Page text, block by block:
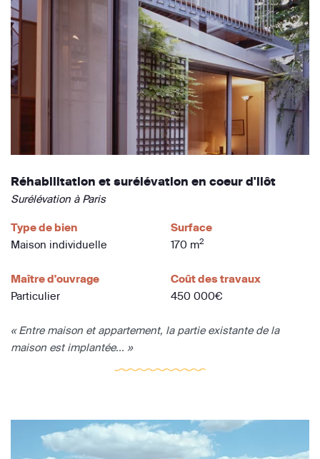
Réhabilitation et surélévation en coeur d'ilôt
Surélévation à Paris
Type de bien
Maison individuelle
Surface
170 m2
Maître d'ouvrage
Particulier
Coût des travaux
450 000€
« Entre maison et appartement, la partie existante de la
maison est implantée... »